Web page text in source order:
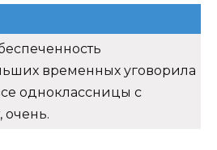
временных уговорила
одноклассницы с
очень.